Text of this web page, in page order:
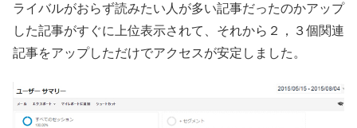
ライバルがおらず読みたい人が多い記事だったのかアップ
した記事がすぐに上位表示されて、それから２，３個関連
記事をアップしただけでアクセスが安定しました。